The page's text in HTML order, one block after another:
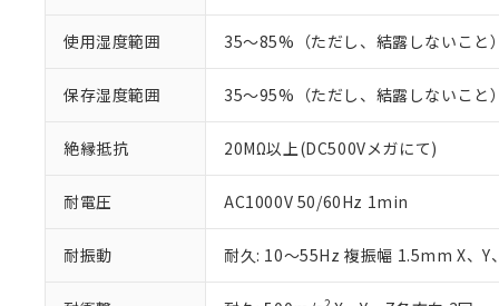
使用湿度範囲 35～85%（ただし、結露しないこと）
保存湿度範囲 35～95%（ただし、結露しないこと）
絶縁抵抗 20MΩ以上(DC500Vメガにて)
耐電圧 AC1000V 50/60Hz 1min
耐振動 耐久: 10～55Hz 複振幅 1.5mm X、Y
在庫状況お
す。
マイパーツ
ている必要
お客様が当
※当社の共同
部品在庫の切り替
※3 非含有証明
下記の非含有証明
51物質の非含有証
※本証明書は発行
※2 環境保護使
「10」：通常の使
味します。
「－」：未確認で
また当社は
たしません。
機器販
白
受注生